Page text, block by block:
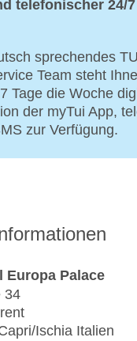
telefonischer 24/7
sprechendes
Team steht
Tage die Woche
der myTui App,
zur Verfügung.
Europa Palace
34
Ischia Italien